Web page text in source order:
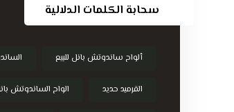
سحابة الكلمات الدلالية
ألواح ساندوتش بانل للبيع
القرميد حديد الواح الساندوتش